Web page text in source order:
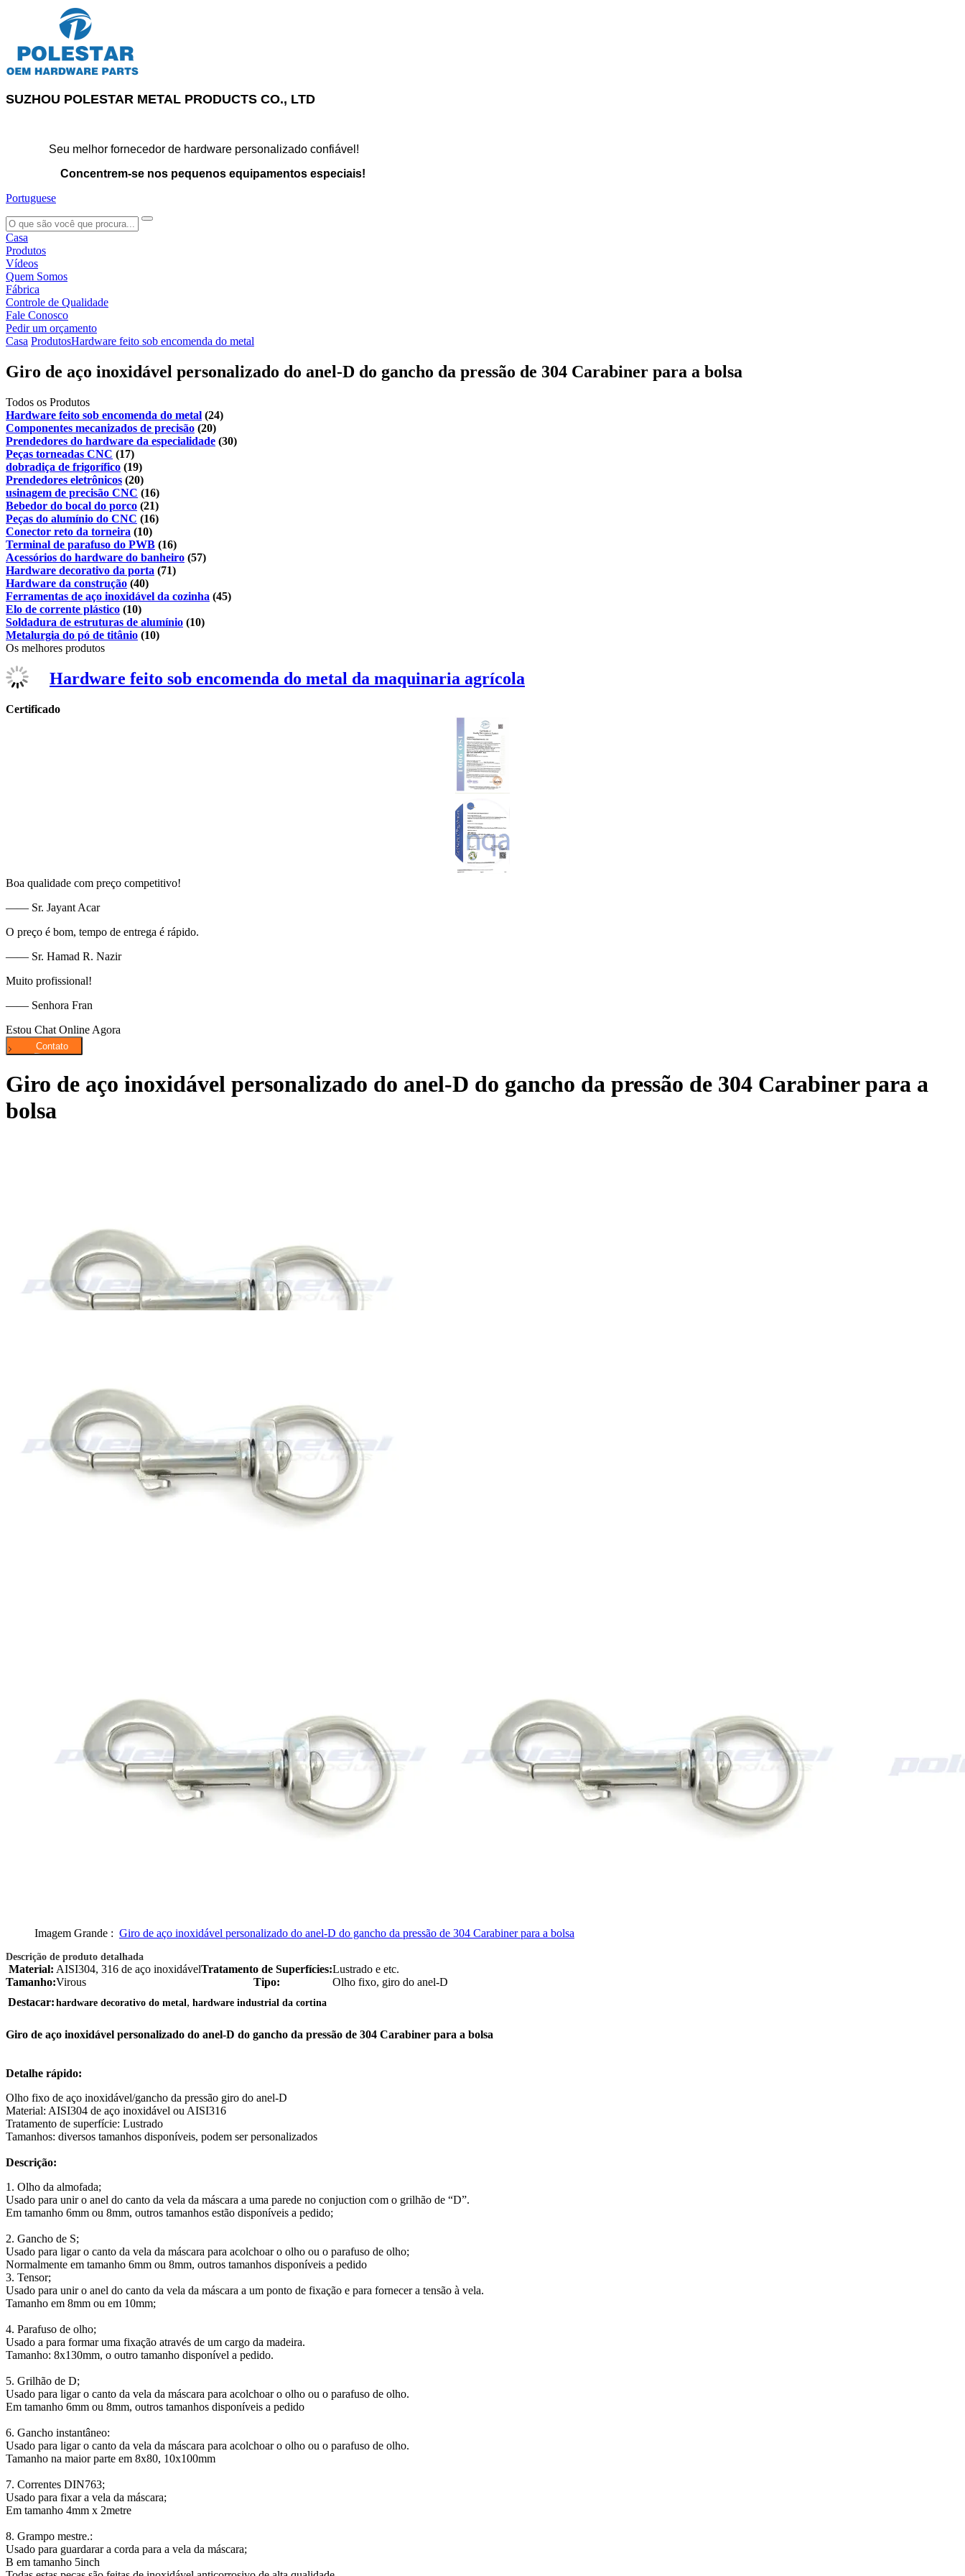
SUZHOU POLESTAR METAL PRODUCTS CO., LTD
Seu melhor fornecedor de hardware personalizado confiável!
Concentrem-se nos pequenos equipamentos especiais!
Portuguese
search
Casa
Produtos
Vídeos
Quem Somos
Fábrica
Controle de Qualidade
Fale Conosco
Pedir um orçamento
Casa ProdutosHardware feito sob encomenda do metal
Giro de aço inoxidável personalizado do anel-D do gancho da pressão de 304 Carabiner para a bolsa
Todos os Produtos
Hardware feito sob encomenda do metal (24)
Componentes mecanizados de precisão (20)
Prendedores do hardware da especialidade (30)
Peças torneadas CNC (17)
dobradiça de frigorífico (19)
Prendedores eletrônicos (20)
usinagem de precisão CNC (16)
Bebedor do bocal do porco (21)
Peças do alumínio do CNC (16)
Conector reto da torneira (10)
Terminal de parafuso do PWB (16)
Acessórios do hardware do banheiro (57)
Hardware decorativo da porta (71)
Hardware da construção (40)
Ferramentas de aço inoxidável da cozinha (45)
Elo de corrente plástico (10)
Soldadura de estruturas de alumínio (10)
Metalurgia do pó de titânio (10)
Os melhores produtos
Hardware feito sob encomenda do metal da maquinaria agrícola
Certificado
Boa qualidade com preço competitivo!
—— Sr. Jayant Acar
O preço é bom, tempo de entrega é rápido.
—— Sr. Hamad R. Nazir
Muito profissional!
—— Senhora Fran
Estou Chat Online Agora
Giro de aço inoxidável personalizado do anel-D do gancho da pressão de 304 Carabiner para a
bolsa
Imagem Grande : Giro de aço inoxidável personalizado do anel-D do gancho da pressão de 304 Carabiner para a bolsa
Descrição de produto detalhada
Material: AISI304, 316 de aço inoxidávelTratamento de Superfícies:Lustrado e etc.
Tamanho:Virous Tipo:
Olho fixo, giro do anel-D
Destacar: hardware decorativo do metal , hardware industrial da cortina
Giro de aço inoxidável personalizado do anel-D do gancho da pressão de 304 Carabiner para a bolsa
Detalhe rápido:
Olho fixo de aço inoxidável/gancho da pressão giro do anel-D
Material: AISI304 de aço inoxidável ou AISI316
Tratamento de superfície: Lustrado
Tamanhos: diversos tamanhos disponíveis, podem ser personalizados
Descrição:
1. Olho da almofada;
Usado para unir o anel do canto da vela da máscara a uma parede no conjuction com o grilhão de “D”.
Em tamanho 6mm ou 8mm, outros tamanhos estão disponíveis a pedido;
2. Gancho de S;
Usado para ligar o canto da vela da máscara para acolchoar o olho ou o parafuso de olho;
Normalmente em tamanho 6mm ou 8mm, outros tamanhos disponíveis a pedido
3. Tensor;
Usado para unir o anel do canto da vela da máscara a um ponto de fixação e para fornecer a tensão à vela.
Tamanho em 8mm ou em 10mm;
4. Parafuso de olho;
Usado a para formar uma fixação através de um cargo da madeira.
Tamanho: 8x130mm, o outro tamanho disponível a pedido.
5. Grilhão de D;
Usado para ligar o canto da vela da máscara para acolchoar o olho ou o parafuso de olho.
Em tamanho 6mm ou 8mm, outros tamanhos disponíveis a pedido
6. Gancho instantâneo:
Usado para ligar o canto da vela da máscara para acolchoar o olho ou o parafuso de olho.
Tamanho na maior parte em 8x80, 10x100mm
7. Correntes DIN763;
Usado para fixar a vela da máscara;
Em tamanho 4mm x 2metre
8. Grampo mestre.:
Usado para guardarar a corda para a vela da máscara;
B em tamanho 5inch